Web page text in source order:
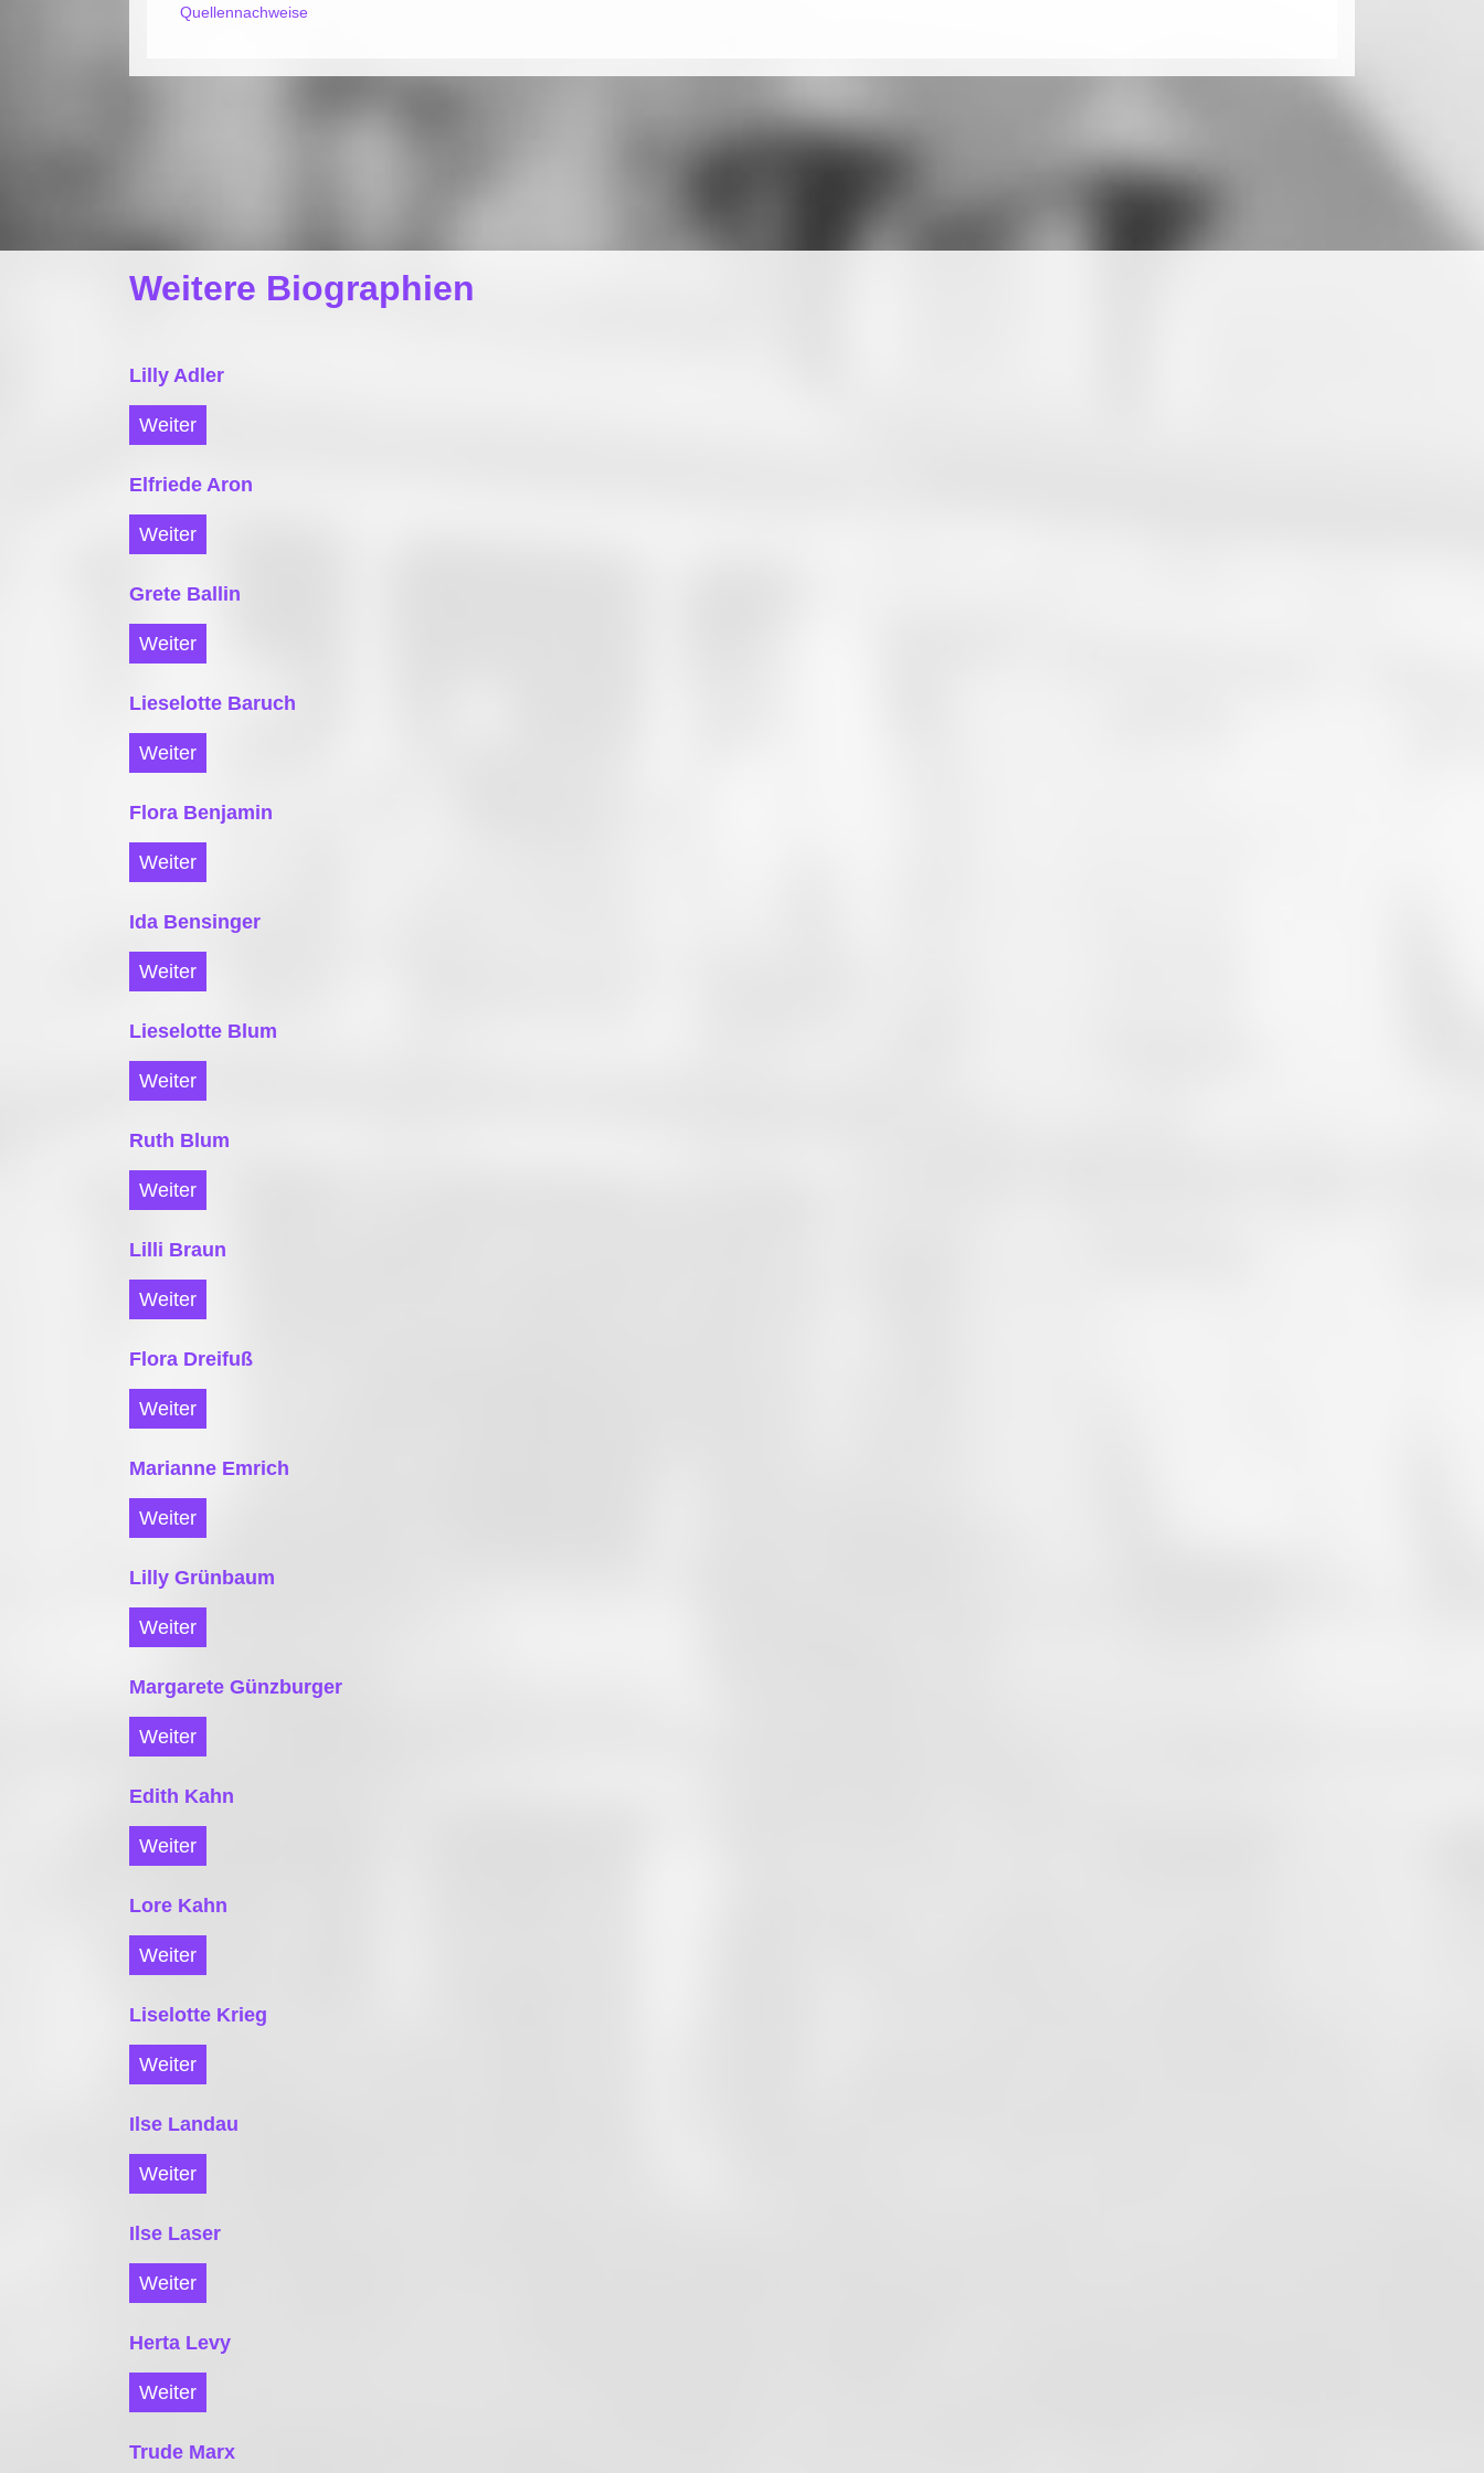
Quellennachweise
Weitere Biographien
Lilly Adler
Weiter
Elfriede Aron
Weiter
Grete Ballin
Weiter
Lieselotte Baruch
Weiter
Flora Benjamin
Weiter
Ida Bensinger
Weiter
Lieselotte Blum
Weiter
Ruth Blum
Weiter
Lilli Braun
Weiter
Flora Dreifuß
Weiter
Marianne Emrich
Weiter
Lilly Grünbaum
Weiter
Margarete Günzburger
Weiter
Edith Kahn
Weiter
Lore Kahn
Weiter
Liselotte Krieg
Weiter
Ilse Landau
Weiter
Ilse Laser
Weiter
Herta Levy
Weiter
Trude Marx